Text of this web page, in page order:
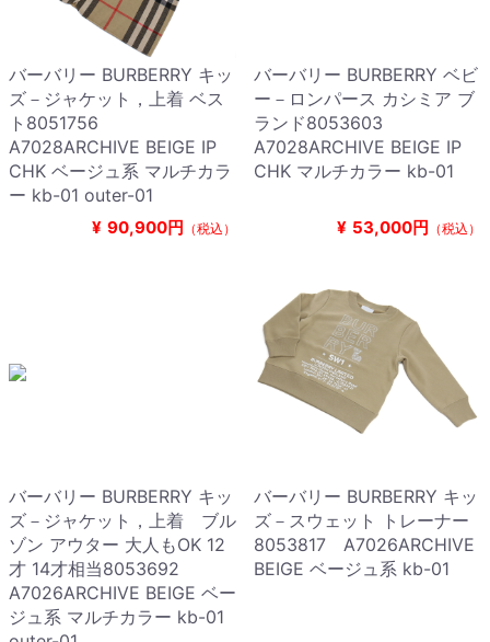
バーバリー BURBERRY キッ
ズ－ジャケット，上着 ベス
ト8051756
A7028ARCHIVE BEIGE IP
CHK ベージュ系 マルチカラ
ー kb-01 outer-01
¥ 90,900円 （税込）
バーバリー BURBERRY ベビ
ー－ロンパース カシミア ブ
ランド8053603
A7028ARCHIVE BEIGE IP
CHK マルチカラー kb-01
¥ 53,000円 （税込）
バーバリー BURBERRY キッ
ズ－ジャケット，上着 ブル
ゾン アウター 大人もOK 12
才 14才相当8053692
A7026ARCHIVE BEIGE ベー
ジュ系 マルチカラー kb-01
バーバリー BURBERRY キッ
ズ－スウェット トレーナー
8053817 A7026ARCHIVE
BEIGE ベージュ系 kb-01